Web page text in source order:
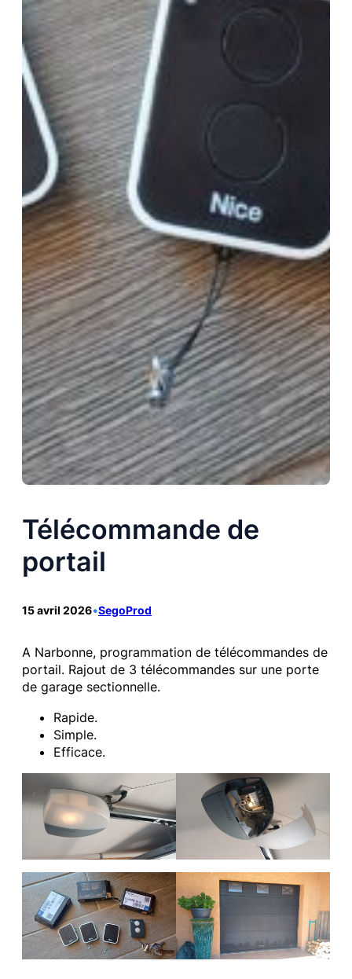
Télécommande de
portail
15 avril 2026•SegoProd
A Narbonne, programmation de télécommandes de
portail. Rajout de 3 télécommandes sur une porte
de garage sectionnelle.
Rapide.
Simple.
Efficace.